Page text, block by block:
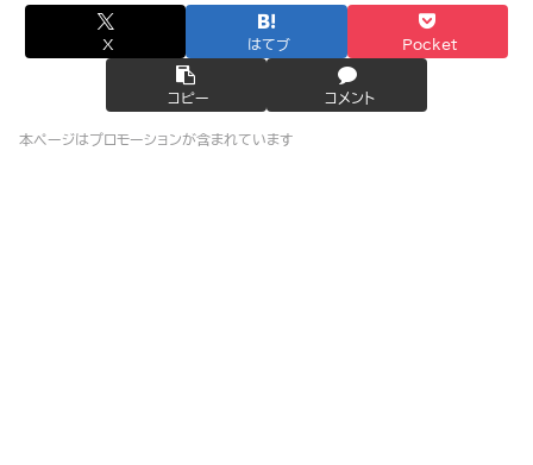
X はてブ Pocket
コピー コメント
本ページはプロモーションが含まれています